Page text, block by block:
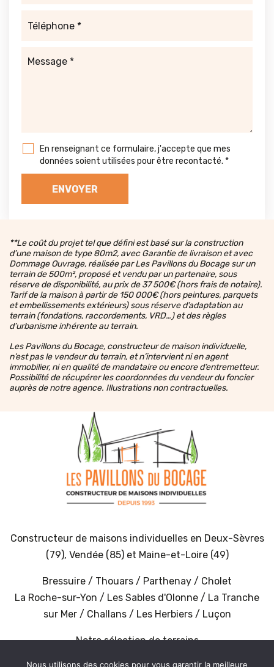
En renseignant ce formulaire, j'accepte que mes
données soient utilisées pour être recontacté. *
**Le coût du projet tel que défini est basé sur la construction
d’une maison de type 80m2, avec Garantie de livraison et avec
Dommage Ouvrage, réalisée par Les Pavillons du Bocage sur un
terrain de 500m², proposé et vendu par un partenaire, sous
réserve de disponibilité, au prix de 37 500€ (hors frais de notaire).
Tarif de la maison à partir de 150 000€ (hors peintures, parquets
et embellissements extérieurs) sous réserve d’adaptation au
terrain (fondations, raccordements, VRD…) et des règles
d’urbanisme inhérente au terrain.
Les Pavillons du Bocage, constructeur de maison individuelle,
n’est pas le vendeur du terrain, et n’intervient ni en agent
immobilier, ni en qualité de mandataire ou encore d’entremetteur.
Possibilité de récupérer les coordonnées du vendeur du foncier
auprès de notre agence. Illustrations non contractuelles.
Constructeur de maisons individuelles en Deux-Sèvres
(79), Vendée (85)et Maine-et-Loire (49)
Bressuire / Thouars / Parthenay / Cholet
La Roche-sur-Yon / Les Sables d'Olonne / La Tranche
sur Mer/ Challans/ Les Herbiers/ Luçon
Notre sélection de terrains
Nous utilisons des cookies pour vous garantir la meilleure